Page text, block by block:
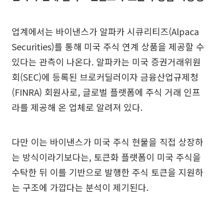
업계에서는 바이낸스가 알파카 시큐리티즈(Alpaca
Securities)를 통해 미국 주식 연계 상품을 제공할 수
있다는 관측이 나온다. 알파카는 미국 증권거래위원
회(SEC)에 등록된 브로커딜러이자 금융산업규제청
(FINRA) 회원사로, 글로벌 플랫폼에 주식 거래 인프
라를 제공해 온 업체로 알려져 있다.
다만 이는 바이낸스가 미국 주식 현물을 직접 상장하
는 방식이라기보다는, 토큰화 플랫폼이 미국 주식을
수탁한 뒤 이를 기반으로 발행한 주식 토큰을 지원하
는 구조에 가깝다는 분석이 제기된다.